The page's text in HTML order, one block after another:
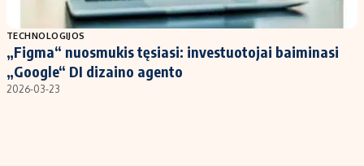
Populiarios temos
Investavimas
Akcijų rinka
Titulinis
Nedarbo išmokos skaičiuoklė
TECHNOLOGIJOS
„Figma“ nuosmukis tęsiasi: investuotojai baiminasi
„Google“ DI dizaino agento
2026-03-23